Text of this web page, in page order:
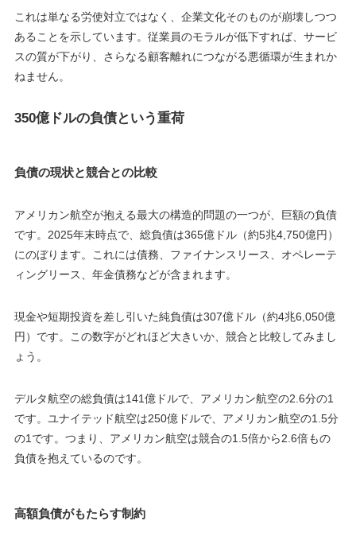
これは単なる労使対立ではなく、企業文化そのものが崩壊しつつ
あることを示しています。従業員のモラルが低下すれば、サービ
スの質が下がり、さらなる顧客離れにつながる悪循環が生まれか
ねません。
350億ドルの負債という重荷
負債の現状と競合との比較
アメリカン航空が抱える最大の構造的問題の一つが、巨額の負債
です。2025年末時点で、総負債は365億ドル（約5兆4,750億円）
にのぼります。これには債務、ファイナンスリース、オペレーテ
ィングリース、年金債務などが含まれます。
現金や短期投資を差し引いた純負債は307億ドル（約4兆6,050億
円）です。この数字がどれほど大きいか、競合と比較してみまし
ょう。
デルタ航空の総負債は141億ドルで、アメリカン航空の2.6分の1
です。ユナイテッド航空は250億ドルで、アメリカン航空の1.5分
の1です。つまり、アメリカン航空は競合の1.5倍から2.6倍もの
負債を抱えているのです。
高額負債がもたらす制約